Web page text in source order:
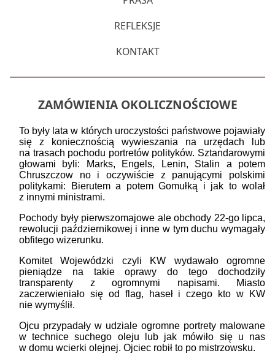
REFLEKSJE
KONTAKT
ZAMÓWIENIA OKOLICZNOŚCIOWE
To były lata w których uroczystości państwowe pojawiały
się z koniecznością wywieszania na urzędach lub
na trasach pochodu portretów polityków. Sztandarowymi
głowami byli: Marks, Engels, Lenin, Stalin a potem
Chruszczow no i oczywiście z panującymi polskimi
politykami: Bierutem a potem Gomułką i jak to wolał
z innymi ministrami.
Pochody były pierwszomajowe ale obchody 22-go lipca,
rewolucji październikowej i inne w tym duchu wymagały
obfitego wizerunku.
Komitet Wojewódzki czyli KW wydawało ogromne
pieniądze na takie oprawy do tego dochodziły
transparenty z ogromnymi napisami. Miasto
zaczerwieniało się od flag, haseł i czego kto w KW
nie wymyślił.
Ojcu przypadały w udziale ogromne portrety malowane
w technice suchego oleju lub jak mówiło się u nas
w domu wcierki olejnej. Ojciec robił to po mistrzowsku.